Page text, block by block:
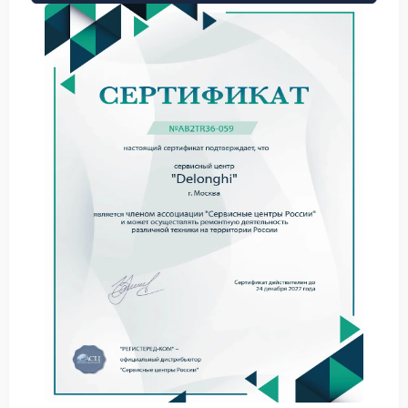
неполадка не только создает неудобства при
очистке, но и указывает на снижение качества
самого напитка. Своевременное обращение в
сервис Delonghi позволяет предотвратить
дальнейшее развитие неисправности.
Основные причины разрушения
кофейной таблетки
На основе практики ремонтных работ мы выделяем
использованного кофе:
износа помпы или засорения клапанов.
Нарушение дозировки: слишком малое
количество молотого кофе не создает нужной
Засорение сетки заварочного блока,
препятствующее равномерному прохождению
воды.